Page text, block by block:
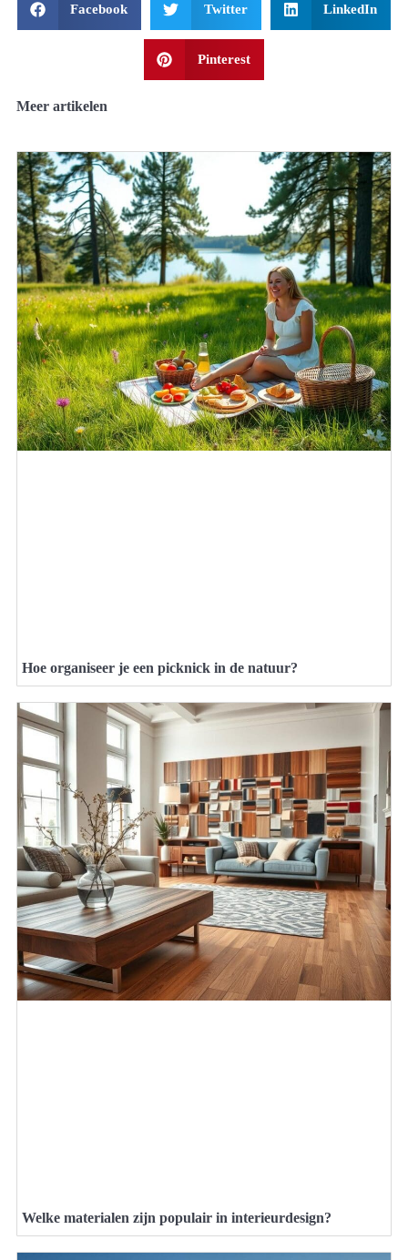
Facebook Twitter LinkedIn
Pinterest
Meer artikelen
Hoe organiseer je een picknick in de natuur?
Welke materialen zijn populair in interieurdesign?